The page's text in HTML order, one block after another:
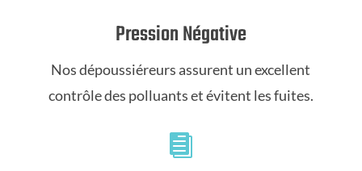
Pression Négative
Nos dépoussiéreurs assurent un excellent
contrôle des polluants et évitent les fuites.
